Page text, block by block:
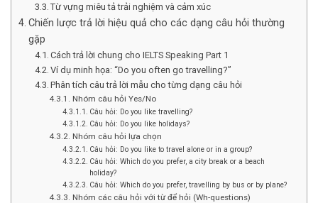
Từ vựng miêu tả trải nghiệm và cảm xúc
Chiến lược trả lời hiệu quả cho các dạng câu hỏi thường
gặp
Cách trả lời chung cho IELTS Speaking Part 1
Ví dụ minh họa: “Do you often go travelling?”
Phân tích câu trả lời mẫu cho từng dạng câu hỏi
Nhóm câu hỏi Yes/No
Câu hỏi: Do you like travelling?
Câu hỏi: Do you like holidays?
Nhóm câu hỏi lựa chọn
Câu hỏi: Do you like to travel alone or in a group?
Câu hỏi: Which do you prefer, a city break or a beach
holiday?
Câu hỏi: Which do you prefer, travelling by bus or by plane?
Nhóm các câu hỏi với từ để hỏi (Wh-questions)